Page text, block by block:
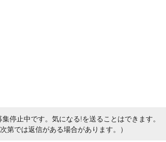
停止中です。気になる!を送ることはできます。
次第では返信がある場合があります。）